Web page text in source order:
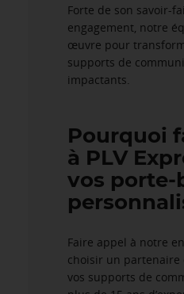
Forte de son savoir-
engagement, notre
œuvre pour
supports de
impactants.
Pourquoi
à PLV
vos porte-
Faire appel à notre
choisir un partenaire
vos supports de